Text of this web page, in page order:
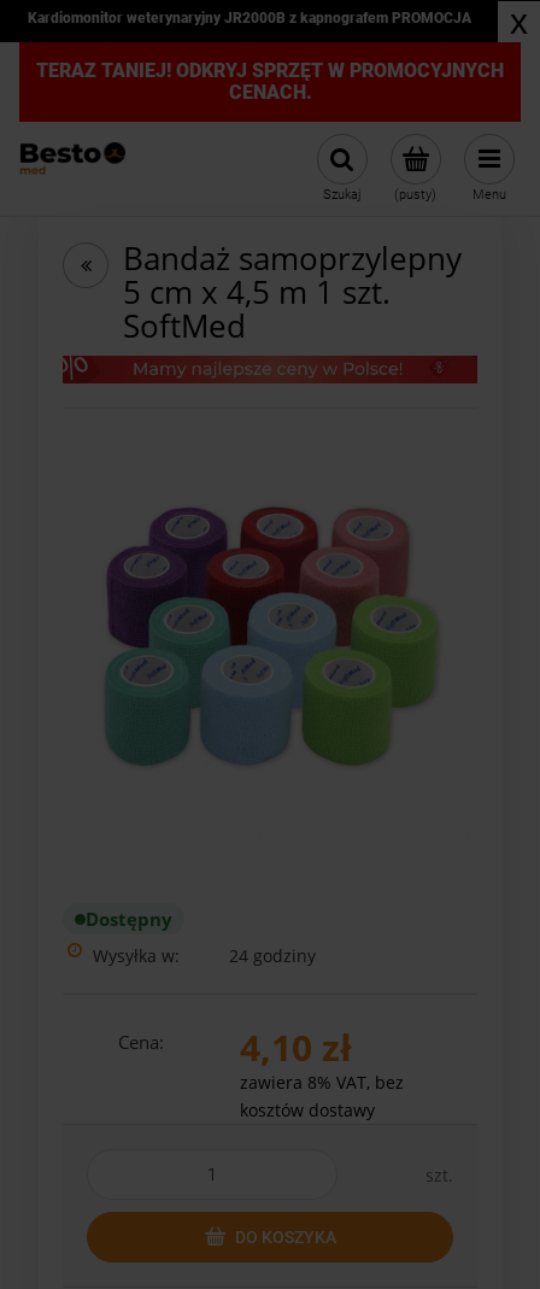
Kardiomonitor weterynaryjny JR2000B z kapnografem PROMOCJA x
TERAZ TANIEJ! ODKRYJ SPRZĘT W PROMOCYJNYCH
CENACH.
(pusty)
Szukaj Menu
Bandaż samoprzylepny
5 cm x 4,5 m 1 szt.
SoftMed
Dostępny
Wysyłka w: 24 godziny
Cena: 4,10 zł
zawiera 8% VAT, bez
kosztów dostawy
szt.
DO KOSZYKA